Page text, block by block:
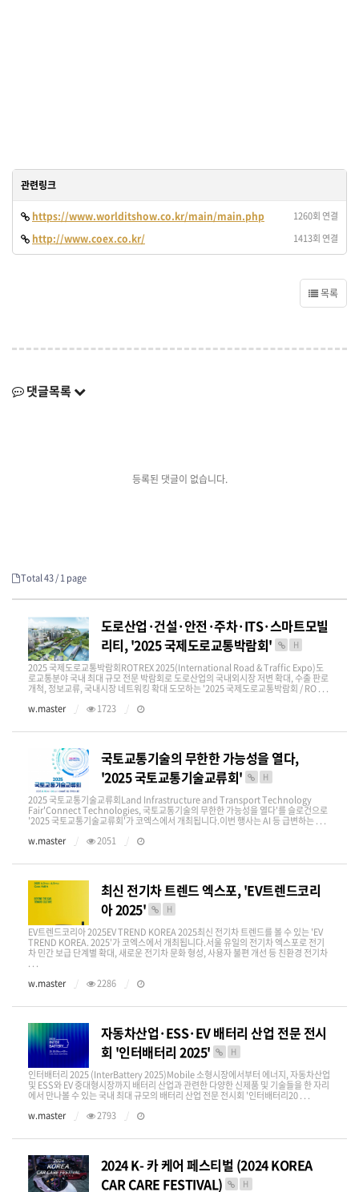
관련링크
https://www.worlditshow.co.kr/main/main.php 1260회 연결
http://www.coex.co.kr/ 1413회 연결
목록
댓글목록
등록된 댓글이 없습니다.
Total 43 /1 page
도로산업·건설·안전·주차·ITS·스마트모빌
리티, '2025 국제도로교통박람회'
H
2025 국제도로교통박람회ROTREX 2025(International Road & Traffic Expo)도
로교통분야 국내 최대 규모 전문 박람회로 도로산업의 국내외시장 저변 확대, 수출 판로
개척, 정보교류, 국내시장 네트워킹 확대 도모하는 '2025 국제도로교통박람회 / RO . . .
w.master
1723
국토교통기술의 무한한 가능성을 열다,
'2025 국토교통기술교류회'
H
2025 국토교통기술교류회Land Infrastructure and Transport Technology
Fair'Connect Technologies, 국토교통기술의 무한한 가능성을 열다'를 슬로건으로
'2025 국토교통기술교류회'가 코엑스에서 개최됩니다.이번 행사는 AI 등 급변하는 . . .
w.master
2051
최신 전기차 트렌드 엑스포, 'EV트렌드코리
아 2025'
H
EV트렌드코리아 2025EV TREND KOREA 2025최신 전기차 트렌드를 볼 수 있는 'EV
TREND KOREA. 2025'가 코엑스에서 개최됩니다.서울 유일의 전기차 엑스포로 전기
차 민간 보급 단계별 확대, 새로운 전기차 문화 형성, 사용자 불편 개선 등 친환경 전기차
. . .
w.master
2286
자동차산업·ESS·EV 배터리 산업 전문 전시
회 '인터배터리 2025'
H
인터배터리 2025 (InterBattery 2025)Mobile 소형시장에서부터 에너지, 자동차산업
및 ESS와 EV 중대형시장까지 배터리 산업과 관련한 다양한 신제품 및 기술들을 한 자리
에서 만나볼 수 있는 국내 최대 규모의 배터리 산업 전문 전시회 '인터배터리20 . . .
w.master
2793
2024 K- 카 케어 페스티벌 (2024 KOREA
CAR CARE FESTIVAL)
H